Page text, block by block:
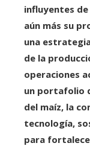
influyentes
aún más su
una
de la
operaciones
un portafolio
del maíz, la
tecnología,
para